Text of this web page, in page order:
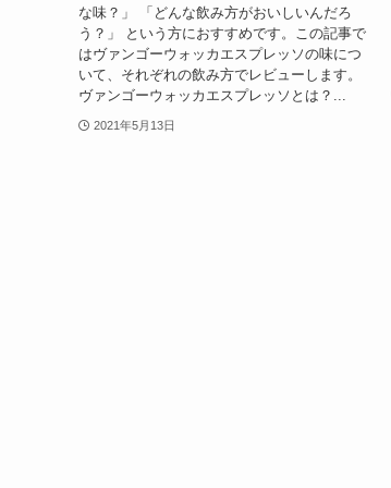
な味？」 「どんな飲み方がおいしいんだろ
う？」 という方におすすめです。この記事で
はヴァンゴーウォッカエスプレッソの味につ
いて、それぞれの飲み方でレビューします。
ヴァンゴーウォッカエスプレッソとは？...
2021年5月13日